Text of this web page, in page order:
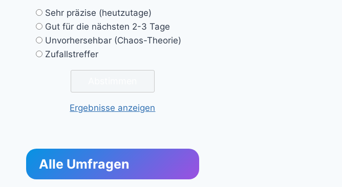
Sehr präzise (heutzutage)
Gut für die nächsten 2-3 Tage
Unvorhersehbar (Chaos-Theorie)
Zufallstreffer
Ergebnisse anzeigen
Alle Umfragen